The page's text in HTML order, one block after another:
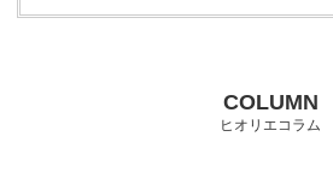
COLUMN
ヒオリエコラム